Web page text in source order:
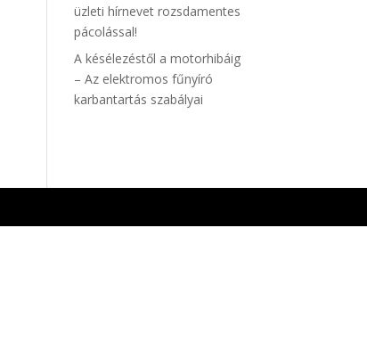
üzleti hírnevet rozsdamentes
pácolással!
A késélezéstől a motorhibáig
– Az elektromos fűnyíró
karbantartás szabályai